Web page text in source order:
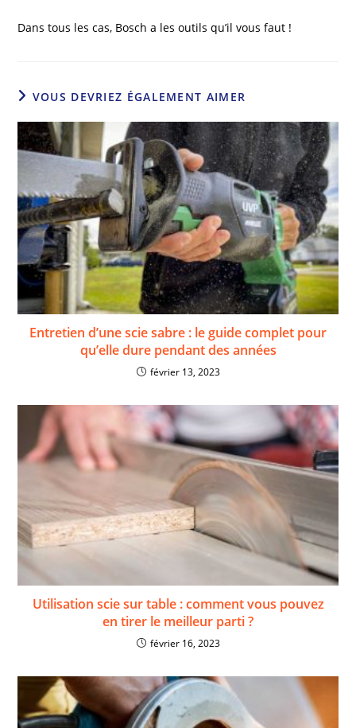
Dans tous les cas, Bosch a les outils qu’il vous faut !
VOUS DEVRIEZ ÉGALEMENT AIMER
Entretien d’une scie sabre : le guide complet pour
qu’elle dure pendant des années
février 13, 2023
Utilisation scie sur table : comment vous pouvez
en tirer le meilleur parti ?
février 16, 2023